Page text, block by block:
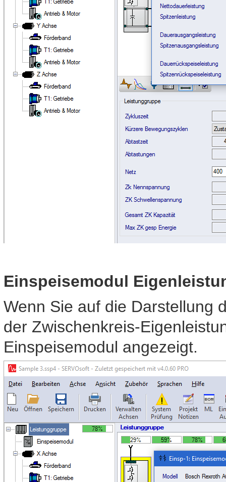
Einspeisemodul
Wenn Sie auf die Darstellung
der Zwischenkreis-
Einspeisemodul angezeigt.